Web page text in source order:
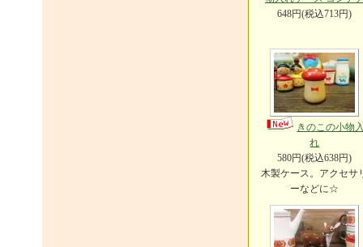
648円(税込713円)
きのこの小物
れ
580円(税込638円)
木製ケース。アクセサ
ーなどに☆